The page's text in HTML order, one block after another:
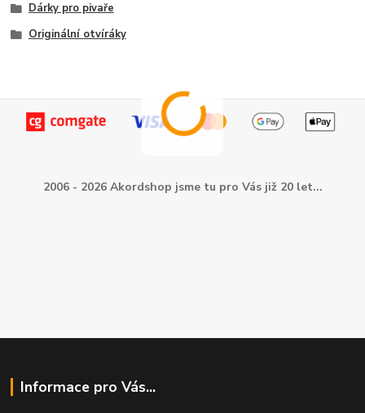
Dárky pro pivaře
Originální otvíráky
2006 - 2026 Akordshop jsme tu pro Vás již 20 let...
Informace pro Vás...